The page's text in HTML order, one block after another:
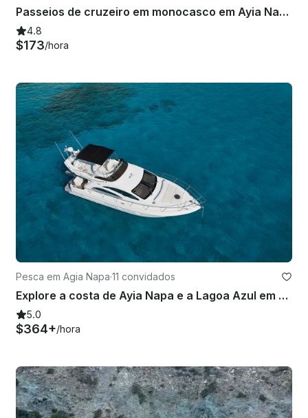
Passeios de cruzeiro em monocasco em Ayia Napa, Chipre
4.8
$173/hora
Pesca em Agia Napa·11 convidados
Explore a costa de Ayia Napa e a Lagoa Azul em grande estilo com o Azimut 42
5.0
$364+/hora